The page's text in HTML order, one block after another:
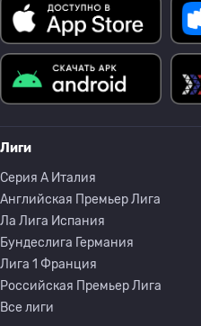
Лиги
Серия A Италия
Английская Премьер Лига
Ла Лига Испания
Бундеслига Германия
Лига 1 Франция
Российская Премьер Лига
Все лиги